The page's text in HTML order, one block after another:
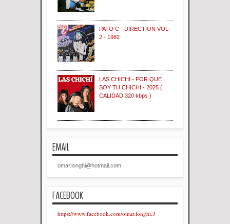
PATO C - DIRECTION VOL
2 - 1982
LAS CHICHI - POR QUE
SOY TU CHICHI - 2025 (
CALIDAD 320 kbps )
EMAIL
omar.longhi@hotmail.com
FACEBOOK
https://www.facebook.com/omar.longhi.3